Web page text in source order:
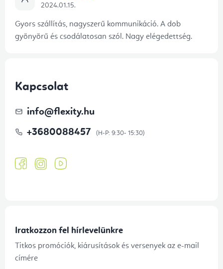
2024.01.15.
Gyors szállítás, nagyszerű kommunikáció. A dob
gyönyörű és csodálatosan szól. Nagy elégedettség.
Kapcsolat
info@flexity.hu
+3680088457
Iratkozzon fel hírlevelünkre
Titkos promóciók, kiárusítások és versenyek az e-mail
címére